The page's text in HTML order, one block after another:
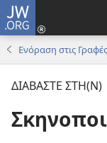
JW.ORG
Ενόραση στις Γραφές
ΔΙΑΒΑΣΤΕ ΣΤΗ(Ν)